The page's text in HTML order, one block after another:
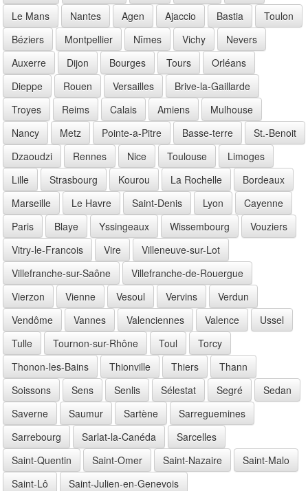
Le Mans
Nantes Agen Ajaccio Bastia
Toulon
Béziers
Montpellier Nîmes Vichy
Nevers
Auxerre
Dijon Bourges Tours
Orléans
Dieppe
Rouen Versailles
Brive-la-Gaillarde
Troyes
Reims Calais Amiens
Mulhouse
Nancy
Metz Pointe-a-Pitre Basse-terre
St.-Benoit
Dzaoudzi
Rennes Nice Toulouse
Limoges
Lille
Strasbourg Kourou La Rochelle
Bordeaux
Marseille
Le Havre Saint-Denis Lyon
Cayenne
Paris
Blaye Yssingeaux Wissembourg
Vouziers
Vitry-le-Francois
Vire
Villeneuve-sur-Lot
Villefranche-sur-Saône
Villefranche-de-Rouergue
Vierzon
Vienne Vesoul Vervins
Verdun
Vendôme
Vannes Valenciennes Valence
Ussel
Tulle
Tournon-sur-Rhône Toul
Torcy
Thonon-les-Bains
Thionville Thiers
Thann
Soissons
Sens Senlis Sélestat Segré
Sedan
Saverne
Saumur Sartène
Sarreguemines
Sarrebourg
Sarlat-la-Canéda
Sarcelles
Saint-Quentin
Saint-Omer Saint-Nazaire
Saint-Malo
Saint-Lô
Saint-Julien-en-Genevois